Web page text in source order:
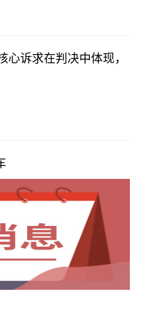
心诉求在判决中体现，